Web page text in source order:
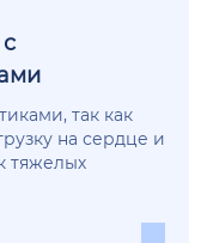
так как
на сердце и
тяжелых